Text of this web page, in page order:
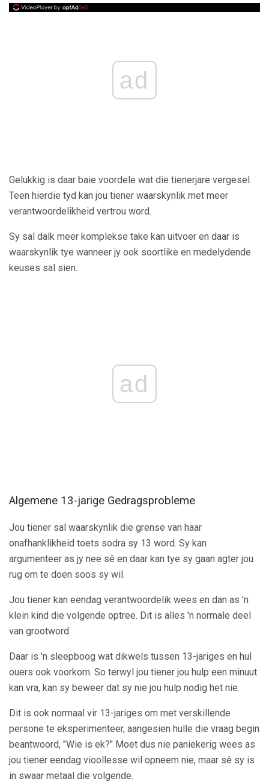
ad
Gelukkig is daar baie voordele wat die tienerjare vergesel.
Teen hierdie tyd kan jou tiener waarskynlik met meer
verantwoordelikheid vertrou word.
Sy sal dalk meer komplekse take kan uitvoer en daar is
waarskynlik tye wanneer jy ook soortlike en medelydende
keuses sal sien.
ad
Algemene 13-jarige Gedragsprobleme
Jou tiener sal waarskynlik die grense van haar
onafhanklikheid toets sodra sy 13 word. Sy kan
argumenteer as jy nee sê en daar kan tye sy gaan agter jou
rug om te doen soos sy wil.
Jou tiener kan eendag verantwoordelik wees en dan as 'n
klein kind die volgende optree. Dit is alles 'n normale deel
van grootword.
Daar is 'n sleepboog wat dikwels tussen 13-jariges en hul
ouers ook voorkom. So terwyl jou tiener jou hulp een minuut
kan vra, kan sy beweer dat sy nie jou hulp nodig het nie.
Dit is ook normaal vir 13-jariges om met verskillende
persone te eksperimenteer, aangesien hulle die vraag begin
beantwoord, "Wie is ek?" Moet dus nie paniekerig wees as
jou tiener eendag vioollesse wil opneem nie, maar sê sy is
in swaar metaal die volgende.